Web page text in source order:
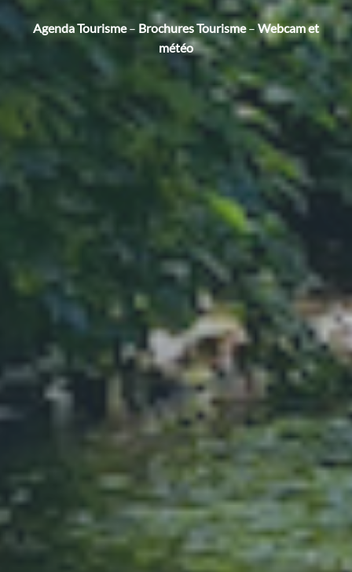
Agenda Tourisme– Brochures Tourisme–Webcam et
météo